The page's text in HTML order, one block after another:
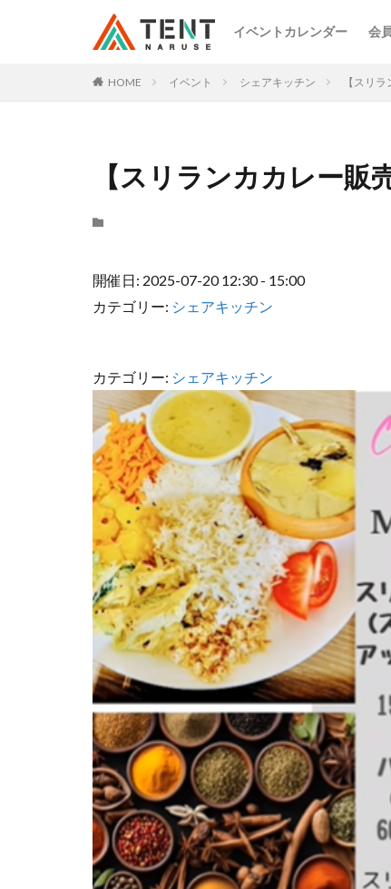
イベントカレンダー 会
HOME イベント シェアキッチン 【スリ
【スリランカカレー販
開催日: 2025-07-20 12:30 - 15:00
カテゴリー: シェアキッチン
カテゴリー: シェアキッチン